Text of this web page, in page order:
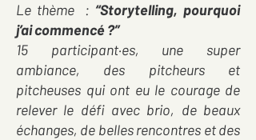
Le thème : “Storytelling, pourquoi
j’ai commencé ?”
15 participant·es, une super
ambiance, des pitcheurs et
pitcheuses qui ont eu le courage de
relever le défi avec brio, de beaux
échanges, de belles rencontres et des